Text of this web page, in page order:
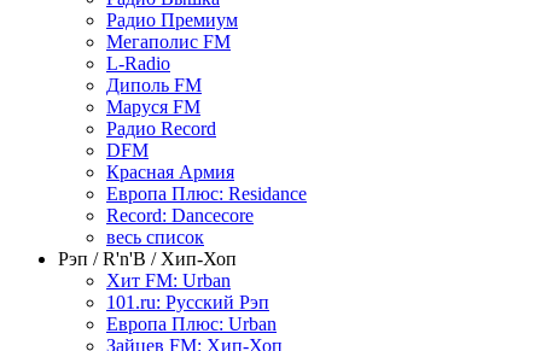
Радио Премиум
Мегаполис FM
L-Radio
Диполь FM
Маруся FM
Радио Record
DFM
Красная Армия
Европа Плюс: Residance
Record: Dancecore
весь список
Рэп / R'n'B / Хип-Хоп
Хит FM: Urban
101.ru: Русский Рэп
Европа Плюс: Urban
Зайцев FM: Хип-Хоп